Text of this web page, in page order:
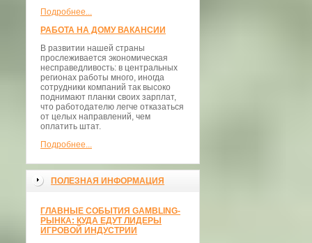
Подробнее...
РАБОТА НА ДОМУ ВАКАНСИИ
В развитии нашей страны
прослеживается экономическая
несправедливость: в центральных
регионах работы много, иногда
сотрудники компаний так высоко
поднимают планки своих зарплат,
что работодателю легче отказаться
от целых направлений, чем
оплатить штат.
Подробнее...
ПОЛЕЗНАЯ ИНФОРМАЦИЯ
ГЛАВНЫЕ СОБЫТИЯ GAMBLING-
РЫНКА: КУДА ЕДУТ ЛИДЕРЫ
ИГРОВОЙ ИНДУСТРИИ